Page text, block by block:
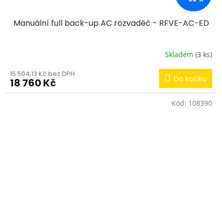
Manuální full back-up AC rozvaděč - RFVE-AC-ED
Skladem (3 ks)
15 504,13 Kč bez DPH
18 760 Kč Do košíku
Kód: 108390